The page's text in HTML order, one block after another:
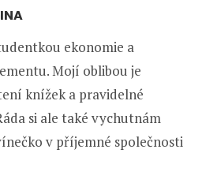
ekonomie a
Mojí oblibou je
knížek a pravidelné
si ale také vychutnám
v příjemné společnosti